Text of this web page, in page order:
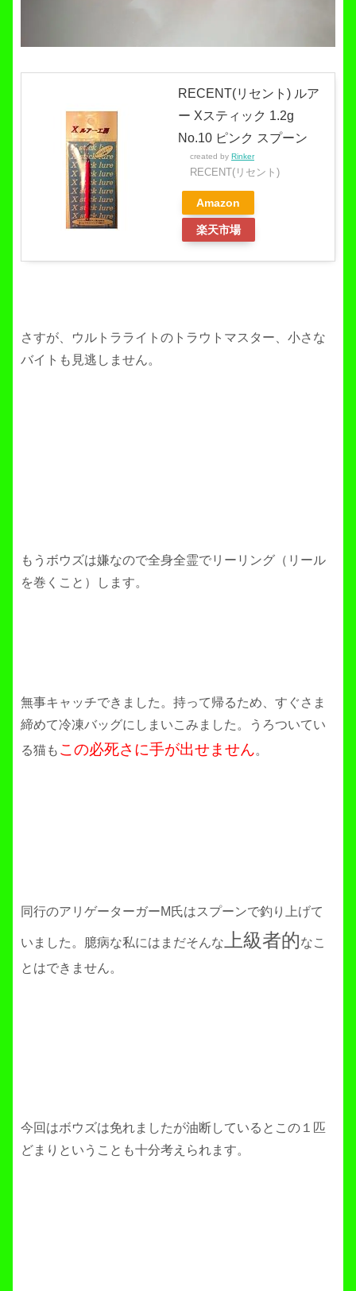
RECENT(リセント) ルア
ー Xスティック 1.2g
No.10 ピンク スプーン
created by Rinker
RECENT(リセント)
Amazon
楽天市場
さすが、ウルトラライトのトラウトマスター、小さな
バイトも見逃しません。
もうボウズは嫌なので全身全霊でリーリング（リール
を巻くこと）します。
無事キャッチできました。持って帰るため、すぐさま
締めて冷凍バッグにしまいこみました。うろついてい
る猫も この必死さに手が出せません。
同行のアリゲーターガーM氏はスプーンで釣り上げて
いました。臆病な私にはまだそんな 上級者的なこ
とはできません。
今回はボウズは免れましたが油断しているとこの１匹
どまりということも十分考えられます。